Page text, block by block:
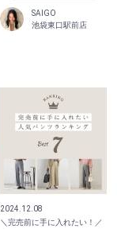
SAIGO
池袋東口駅前店
2024.12.08
＼完売前に手に入れたい！／